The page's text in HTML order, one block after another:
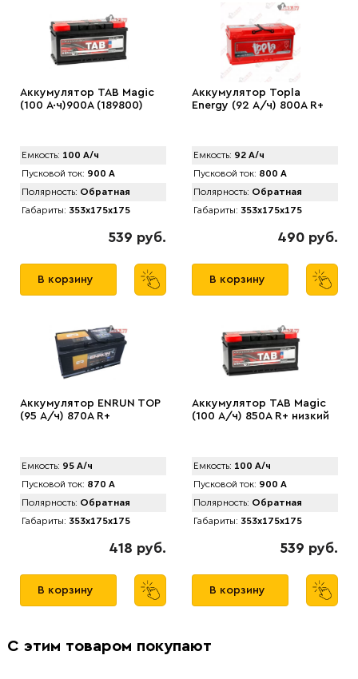
Аккумулятор TAB Magic
(100 А·ч)900А (189800)
Емкость: 100 А/ч
Пусковой ток: 900 А
Полярность: Обратная
Габариты: 353x175x175
539 руб.
В корзину
Аккумулятор Topla
Energy (92 А/ч) 800A R+
Емкость: 92 А/ч
Пусковой ток: 800 А
Полярность: Обратная
Габариты: 353x175x175
490 руб.
В корзину
Аккумулятор ENRUN TOP
(95 А/ч) 870A R+
Емкость: 95 А/ч
Пусковой ток: 870 А
Полярность: Обратная
Габариты: 353x175x175
418 руб.
В корзину
Аккумулятор TAB Magic
(100 А/ч) 850А R+ низкий
Емкость: 100 А/ч
Пусковой ток: 900 А
Полярность: Обратная
Габариты: 353x175x175
539 руб.
В корзину
С этим товаром покупают